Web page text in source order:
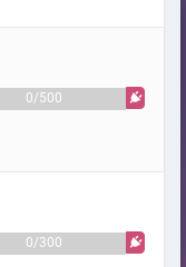
0/500
0/300